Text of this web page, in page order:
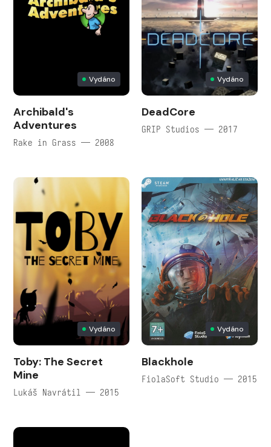
Vydáno
Archibald's
Adventures
Rake in Grass — 2008
Vydáno
DeadCore
GRIP Studios — 2017
Vydáno
Toby: The Secret
Mine
Lukáš Navrátil — 2015
Vydáno
Blackhole
FiolaSoft Studio — 2015